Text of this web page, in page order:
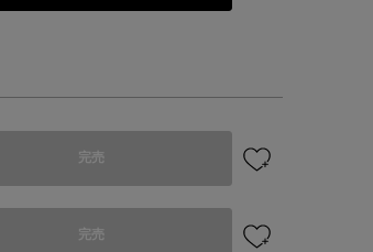
完売
完売